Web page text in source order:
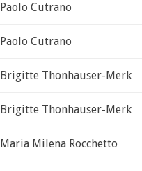
Paolo Cutrano
Paolo Cutrano
Brigitte Thonhauser-Merk
Brigitte Thonhauser-Merk
Maria Milena Rocchetto